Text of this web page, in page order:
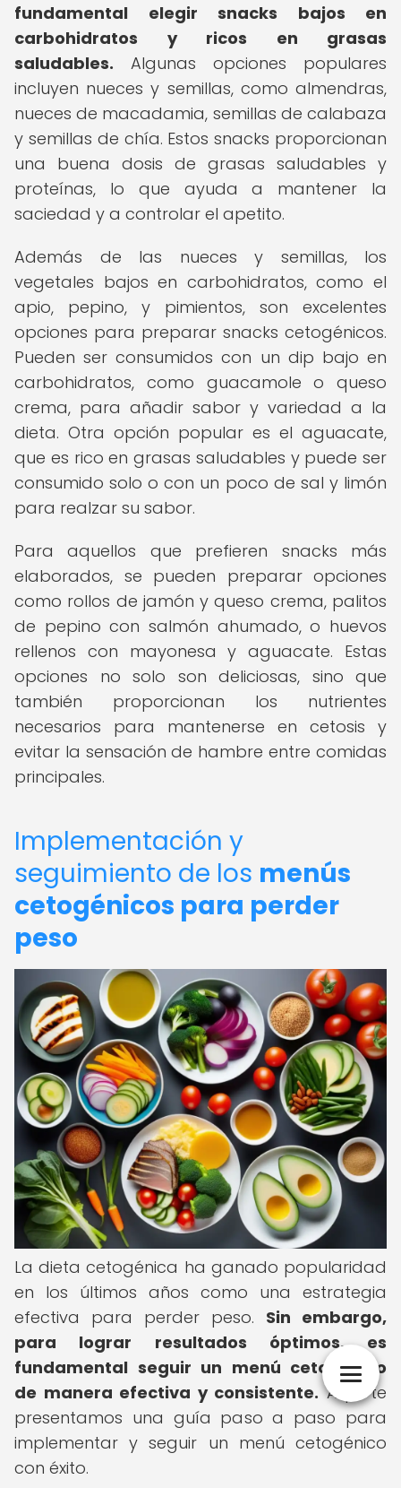
fundamental elegir snacks bajos en
carbohidratos y ricos en grasas
saludables. Algunas opciones populares
incluyen nueces y semillas, como almendras,
nueces de macadamia, semillas de calabaza
y semillas de chía. Estos snacks proporcionan
una buena dosis de grasas saludables y
proteínas, lo que ayuda a mantener la
saciedad y a controlar el apetito.
Además de las nueces y semillas, los
vegetales bajos en carbohidratos, como el
apio, pepino, y pimientos, son excelentes
opciones para preparar snacks cetogénicos.
Pueden ser consumidos con un dip bajo en
carbohidratos, como guacamole o queso
crema, para añadir sabor y variedad a la
dieta. Otra opción popular es el aguacate,
que es rico en grasas saludables y puede ser
consumido solo o con un poco de sal y limón
para realzar su sabor.
Para aquellos que prefieren snacks más
elaborados, se pueden preparar opciones
como rollos de jamón y queso crema, palitos
de pepino con salmón ahumado, o huevos
rellenos con mayonesa y aguacate. Estas
opciones no solo son deliciosas, sino que
también proporcionan los nutrientes
necesarios para mantenerse en cetosis y
evitar la sensación de hambre entre comidas
principales.
Implementación y
seguimiento de los menús
cetogénicos para perder
peso
La dieta cetogénica ha ganado popularidad
en los últimos años como una estrategia
efectiva para perder peso. Sin embargo,
para lograr resultados óptimos, es
fundamental seguir un menú cetogénico
de manera efectiva y consistente.Aquí te
presentamos una guía paso a paso para
implementar y seguir un menú cetogénico
con éxito.